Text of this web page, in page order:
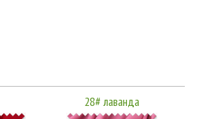
28# лаванда